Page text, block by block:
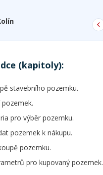
(kapitoly):
stavebního pozemku.
pozemek.
pro výběr pozemku.
pozemek k nákupu.
pozemku.
pro kupovaný pozemek.